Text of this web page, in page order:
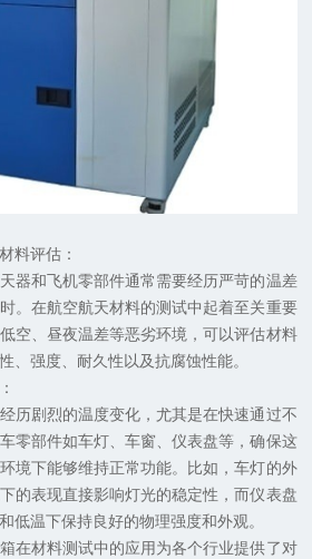
评估：
和飞机零部件通常需要经历严苛的温差
。在航空航天材料的测试中起着至关重要
空、昼夜温差等恶劣环境，可以评估材料
、强度、耐久性以及抗腐蚀性能。
剧烈的温度变化，尤其是在快速通过不
零部件如车灯、车窗、仪表盘等，确保这
境下能够维持正常功能。比如，车灯的外
的表现直接影响灯光的稳定性，而仪表盘
低温下保持良好的物理强度和外观。
材料测试中的应用为各个行业提供了对